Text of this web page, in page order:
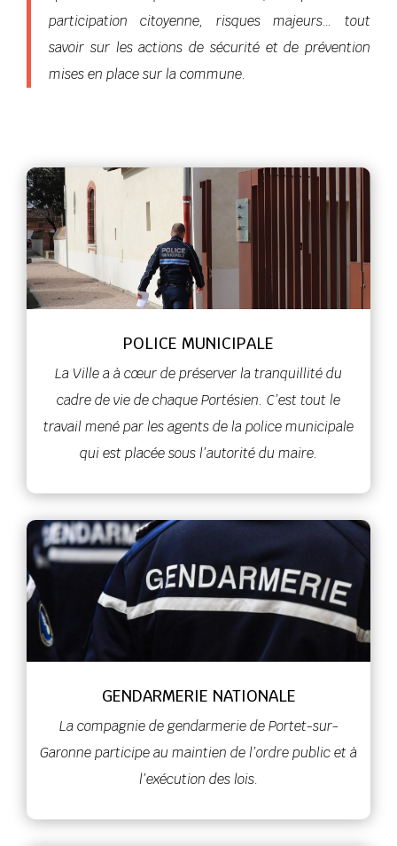
participation citoyenne, risques majeurs… tout
savoir sur les actions de sécurité et de prévention
mises en place sur la commune.
POLICE MUNICIPALE
La Ville a à cœur de préserver la tranquillité du
cadre de vie de chaque Portésien. C’est tout le
travail mené par les agents de la police municipale
qui est placée sous l’autorité du maire.
GENDARMERIE NATIONALE
La compagnie de gendarmerie de Portet-sur-
Garonne participe au maintien de l’ordre public et à
l’exécution des lois.